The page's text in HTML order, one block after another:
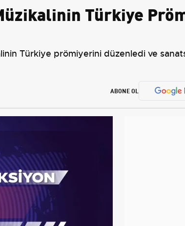
Türkiye
Türkiye prömiyerini düzenledi ve
ABONE OL